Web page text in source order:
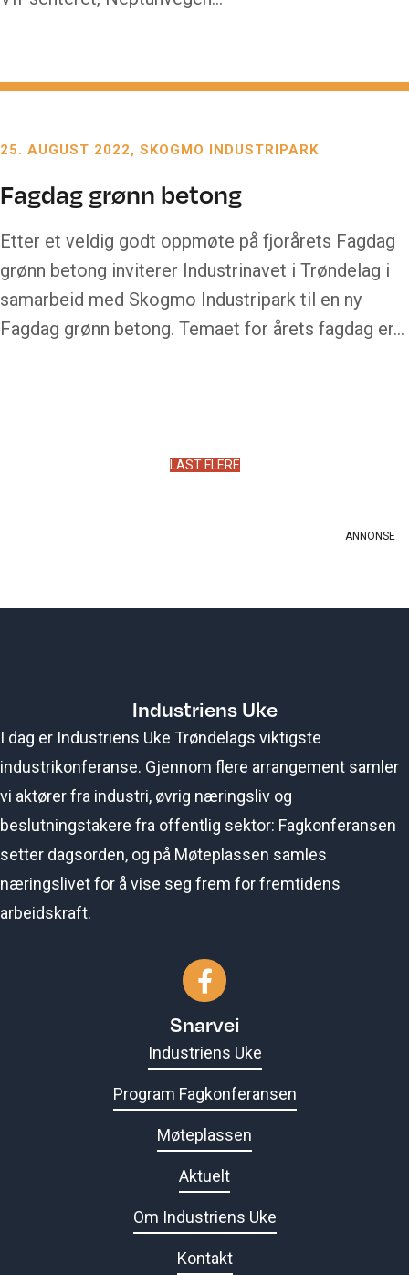
25. AUGUST 2022 SKOGMO INDUSTRIPARK
Fagdag grønn betong
Etter et veldig godt oppmøte på fjorårets Fagdag
grønn betong inviterer Industrinavet i Trøndelag i
samarbeid med Skogmo Industripark til en ny
Fagdag grønn betong. Temaet for årets fagdag er…
LAST FLERE
Industriens Uke
I dag er Industriens Uke Trøndelags viktigste
industrikonferanse. Gjennom flere arrangement samler
vi aktører fra industri, øvrig næringsliv og
beslutningstakere fra offentlig sektor: Fagkonferansen
setter dagsorden, og på Møteplassen samles
næringslivet for å vise seg frem for fremtidens
arbeidskraft.
Gå til vår Facebook-side
Snarvei
Industriens Uke
Program Fagkonferansen
Møteplassen
Aktuelt
Om Industriens Uke
Kontakt